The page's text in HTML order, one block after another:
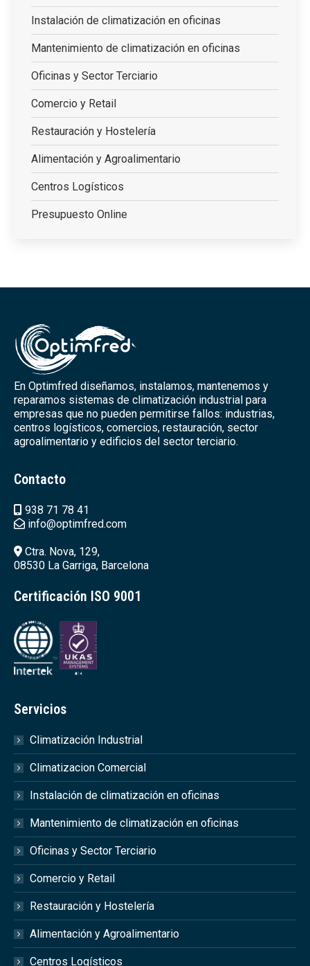
Instalación de climatización en oficinas
Mantenimiento de climatización en oficinas
Oficinas y Sector Terciario
Comercio y Retail
Restauración y Hostelería
Alimentación y Agroalimentario
Centros Logísticos
Presupuesto Online
En Optimfred diseñamos, instalamos, mantenemos y
reparamos sistemas de climatización industrial para
empresas que no pueden permitirse fallos: industrias,
centros logísticos, comercios, restauración, sector
agroalimentario y edificios del sector terciario.
Contacto
938 71 78 41
info@optimfred.com
Ctra. Nova, 129,
08530 La Garriga, Barcelona
Certificación ISO 9001
Servicios
Climatización Industrial
Climatizacion Comercial
Instalación de climatización en oficinas
Mantenimiento de climatización en oficinas
Oficinas y Sector Terciario
Comercio y Retail
Restauración y Hostelería
Alimentación y Agroalimentario
Centros Logísticos